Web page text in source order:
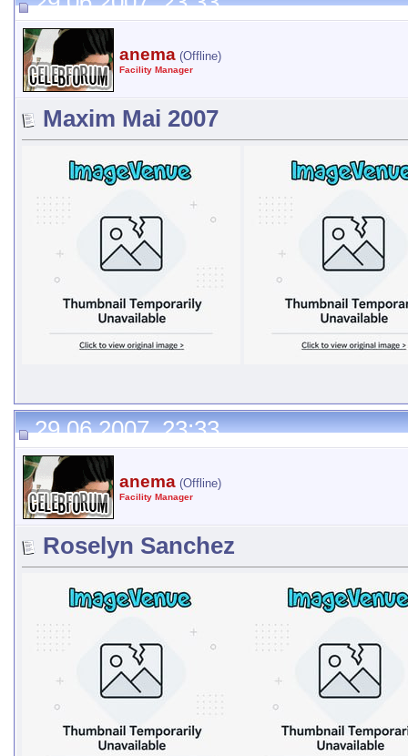
anema (Offline)
Facility Manager
Maxim Mai 2007
29.06.2007, 23:33
anema (Offline)
Facility Manager
Roselyn Sanchez